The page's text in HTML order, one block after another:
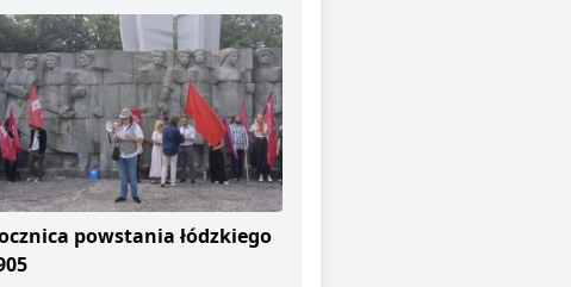
powstania łódzkiego